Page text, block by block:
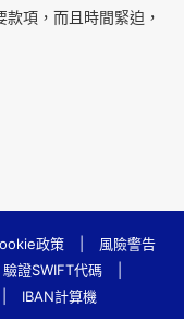
項，而且時間緊迫，
政策
風險警告
驗證SWIFT代碼
IBAN計算機